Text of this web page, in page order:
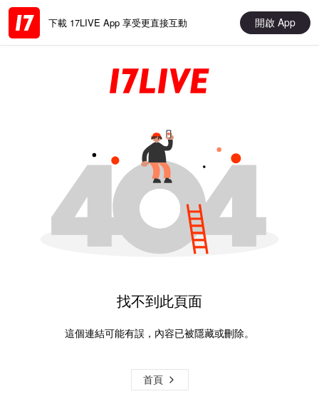
下載 17LIVE App 享受更直接互動 開啟 App
找不到此頁面
這個連結可能有誤，內容已被隱藏或刪除。
首頁